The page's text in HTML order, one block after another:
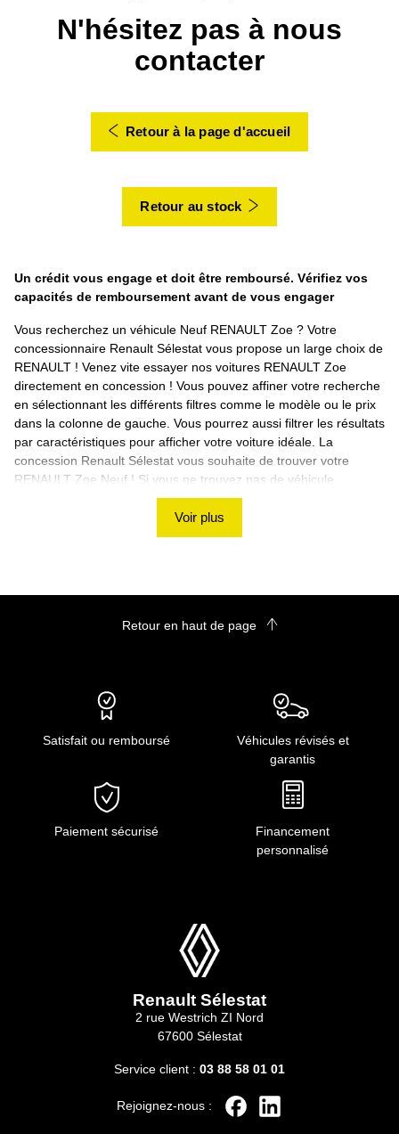
N'hésitez pas à nous
contacter
Retour à la page d'accueil
Retour au stock
Un crédit vous engage et doit être remboursé. Vérifiez vos
capacités de remboursement avant de vous engager
Vous recherchez un véhicule Neuf RENAULT Zoe ? Votre
concessionnaire Renault Sélestat vous propose un large choix de
RENAULT ! Venez vite essayer nos voitures RENAULT Zoe
directement en concession ! Vous pouvez affiner votre recherche
en sélectionnant les différents filtres comme le modèle ou le prix
dans la colonne de gauche. Vous pourrez aussi filtrer les résultats
par caractéristiques pour afficher votre voiture idéale. La
concession Renault Sélestat vous souhaite de trouver votre
RENAULT Zoe Neuf ! Si vous ne trouvez pas de véhicule
correspondant à vos besoins, nous vous proposons d'utiliser
notre rubrique de recherche personnalisée ! Découvrez les
autres véhicules RENAULT sur le site Renault Sélestat
Voir plus
Retour en haut de page
Satisfait ou remboursé
Véhicules révisés et
garantis
Paiement sécurisé
Financement
personnalisé
Renault Sélestat
2 rue Westrich ZI Nord
67600 Sélestat
Service client : 03 88 58 01 01
Rejoignez-nous :